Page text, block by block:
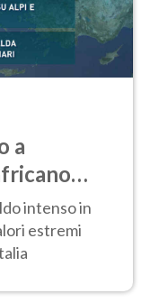
a
intenso in
estremi